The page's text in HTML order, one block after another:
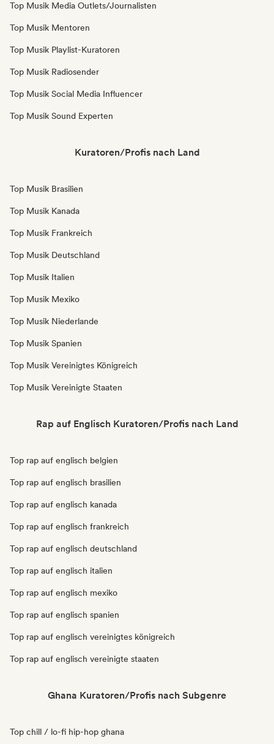
Top Musik Media Outlets/Journalisten
Top Musik Mentoren
Top Musik Playlist-Kuratoren
Top Musik Radiosender
Top Musik Social Media Influencer
Top Musik Sound Experten
Kuratoren/Profis nach Land
Top Musik Brasilien
Top Musik Kanada
Top Musik Frankreich
Top Musik Deutschland
Top Musik Italien
Top Musik Mexiko
Top Musik Niederlande
Top Musik Spanien
Top Musik Vereinigtes Königreich
Top Musik Vereinigte Staaten
Rap auf Englisch Kuratoren/Profis nach Land
Top rap auf englisch belgien
Top rap auf englisch brasilien
Top rap auf englisch kanada
Top rap auf englisch frankreich
Top rap auf englisch deutschland
Top rap auf englisch italien
Top rap auf englisch mexiko
Top rap auf englisch spanien
Top rap auf englisch vereinigtes königreich
Top rap auf englisch vereinigte staaten
Ghana Kuratoren/Profis nach Subgenre
Top chill / lo-fi hip-hop ghana